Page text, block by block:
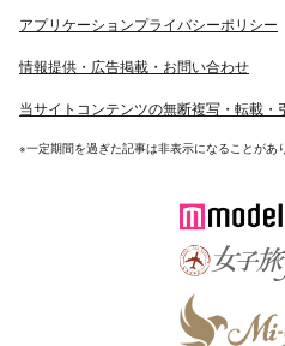
アプリケーションプライバシーポリシー
情報提供・広告掲載・お問い合わせ
当サイトコンテンツの無断複写・転載・
※一定期間を過ぎた記事は非表示になることがあ